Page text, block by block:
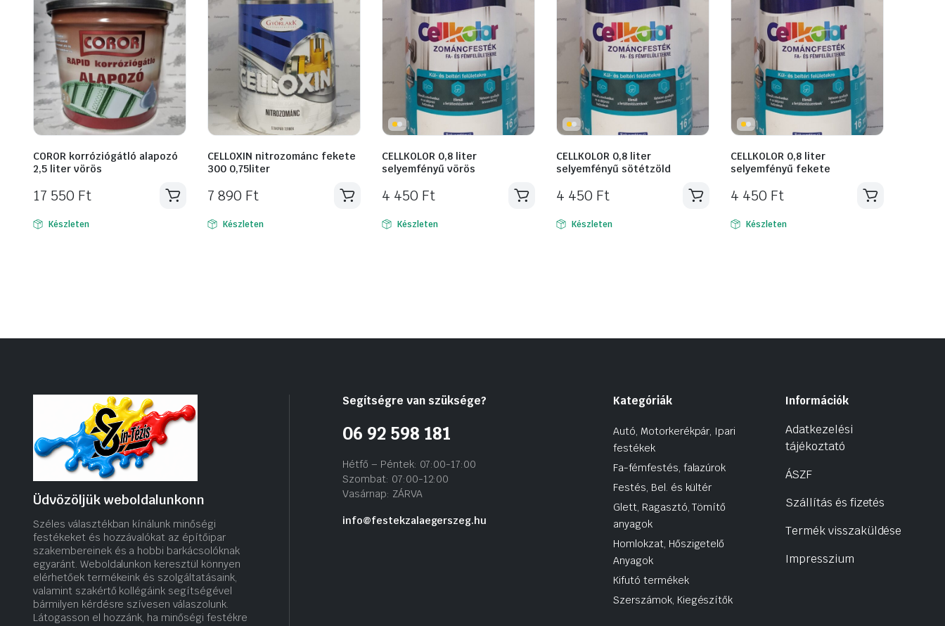
COROR korróziógátló alapozó
2,5 liter vörös
17 550 Ft
Készleten
CELLOXIN nitrozománc fekete
300 0,75liter
7 890 Ft
Készleten
CELLKOLOR 0,8 liter
selyemfényű vörös
4 450 Ft
Készleten
CELLKOLOR 0,8 liter
selyemfényű sötétzöld
4 450 Ft
Készleten
CELLKOLOR 0,8 liter
selyemfényű fekete
4 450 Ft
Készleten
Üdvözöljük weboldalunkonn
Széles választékban kínálunk minőségi
festékeket és hozzávalókat az építőipar
szakembereinek és a hobbi barkácsolóknak
egyaránt. Weboldalunkon keresztül könnyen
elérhetőek termékeink és szolgáltatásaink,
valamint szakértő kollégáink segítségével
bármilyen kérdésre szívesen válaszolunk.
Látogasson el hozzánk, ha minőségi festékre
Segítségre van szüksége?
06 92 598 181
Hétfő – Péntek: 07:00-17:00
Szombat: 07:00-12:00
Vasárnap: ZÁRVA
info@festekzalaegerszeg.hu
Kategóriák
Autó, Motorkerékpár, Ipari
festékek
Fa-fémfestés, falazúrok
Festés, Bel. és kültér
Glett, Ragasztó, Tömítő
anyagok
Homlokzat, Hőszigetelő
Anyagok
Kifutó termékek
Szerszámok, Kiegészítők
Információk
Adatkezelési
tájékoztató
ÁSZF
Szállítás és fizetés
Termék visszaküldése
Impresszium